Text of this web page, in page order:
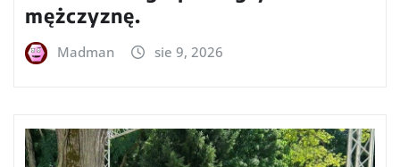
mężczyznę.
Madman sie 9, 2026